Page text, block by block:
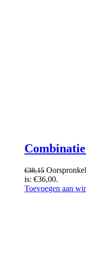
€38,15
is: €36,00.
Toevoegen aan